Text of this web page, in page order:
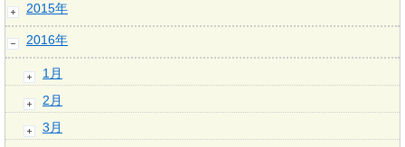
2015年
2016年
1月
2月
3月